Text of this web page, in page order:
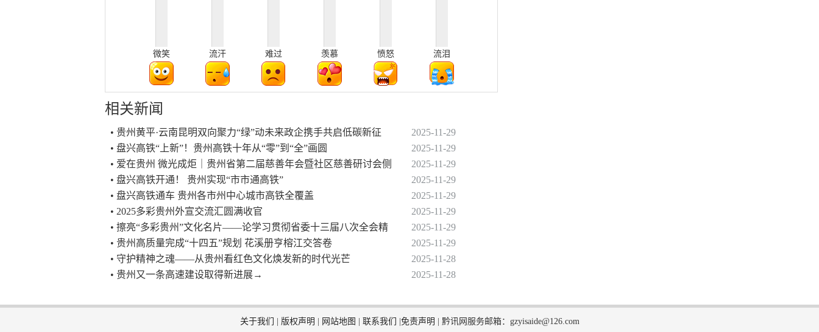
微笑 流汗 难过 羡慕 愤怒 流泪
相关新闻
• 贵州黄平·云南昆明双向聚力“绿”动未来政企携手共启低碳新征
2025-11-29
• 盘兴高铁“上新”！贵州高铁十年从“零”到“全”画圆
2025-11-29
• 爱在贵州 微光成炬｜贵州省第二届慈善年会暨社区慈善研讨会侧
2025-11-29
• 盘兴高铁开通！ 贵州实现“市市通高铁”
2025-11-29
• 盘兴高铁通车 贵州各市州中心城市高铁全覆盖
2025-11-29
• 2025多彩贵州外宣交流汇圆满收官
2025-11-29
• 擦亮“多彩贵州”文化名片——论学习贯彻省委十三届八次全会精
2025-11-29
• 贵州高质量完成“十四五”规划 花溪册亨榕江交答卷
2025-11-29
• 守护精神之魂——从贵州看红色文化焕发新的时代光芒
2025-11-28
• 贵州又一条高速建设取得新进展→
2025-11-28
关于我们 版权声明 网站地图 联系我们 免责声明 黔讯网服务邮箱：gzyisaide@126.com